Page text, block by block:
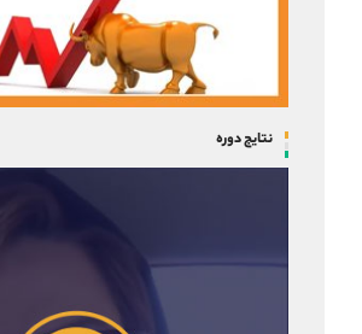
نتایج دوره